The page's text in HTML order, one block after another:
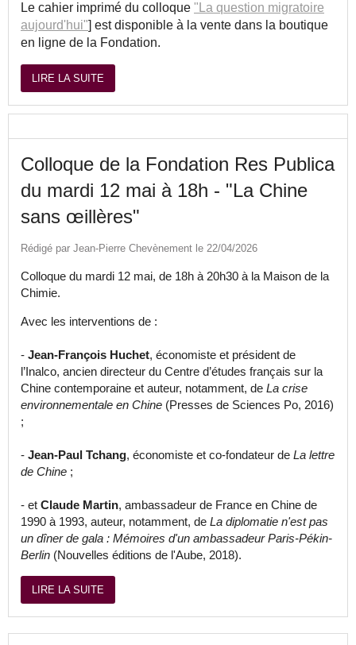
Le cahier imprimé du colloque "La question migratoire
aujourd'hui"] est disponible à la vente dans la boutique
en ligne de la Fondation.
LIRE LA SUITE
Colloque de la Fondation Res Publica
du mardi 12 mai à 18h - "La Chine
sans œillères"
Rédigé par Jean-Pierre Chevènement le 22/04/2026
Colloque du mardi 12 mai, de 18h à 20h30 à la Maison de la
Chimie.
Avec les interventions de :
- Jean-François Huchet, économiste et président de
l’Inalco, ancien directeur du Centre d’études français sur la
Chine contemporaine et auteur, notamment, de La crise
environnementale en Chine (Presses de Sciences Po, 2016)
;
- Jean-Paul Tchang, économiste et co-fondateur de La lettre
de Chine ;
- et Claude Martin, ambassadeur de France en Chine de
1990 à 1993, auteur, notamment, de La diplomatie n'est pas
un dîner de gala : Mémoires d'un ambassadeur Paris-Pékin-
Berlin (Nouvelles éditions de l'Aube, 2018).
LIRE LA SUITE